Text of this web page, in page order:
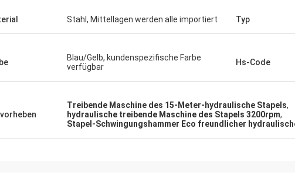
Stahl, Mittellagen werden alle importiert Typ
Blau/Gelb, kundenspezifische Farbe
verfügbar
Hs-Code
Treibende Maschine des 15-Meter-hydraulische Stapels,
hydraulische treibende Maschine des Stapels 3200rpm,
Stapel-Schwingungshammer Eco freundlicher